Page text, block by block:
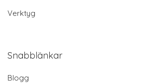
Verktyg
Snabblänkar
Blogg